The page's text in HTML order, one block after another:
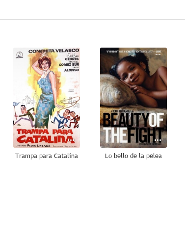
5.0
Trampa para Catalina
--
Lo bello de la pelea